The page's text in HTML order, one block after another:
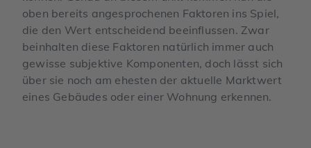
oben bereits angesprochenen Faktoren ins Spiel,
die den Wert entscheidend beeinflussen. Zwar
beinhalten diese Faktoren natürlich immer auch
gewisse subjektive Komponenten, doch lässt sich
über sie noch am ehesten der aktuelle Marktwert
eines Gebäudes oder einer Wohnung erkennen.